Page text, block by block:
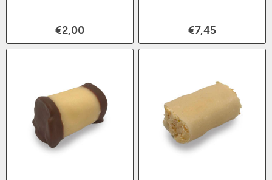
€2,00 €7,45